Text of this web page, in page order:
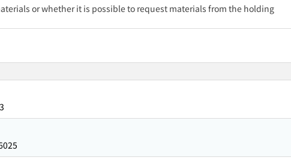
or whether it is possible to request materials from the holding